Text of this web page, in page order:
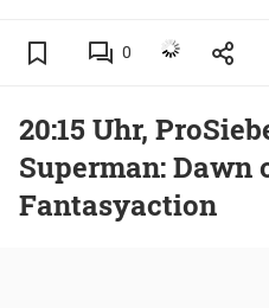
0
20:15 Uhr,
Superman: Dawn
Fantasyaction